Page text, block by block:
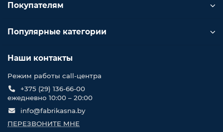
Покупателям
Популярные категории
Наши контакты
Режим работы call-центра
+375 (29) 136-66-00
ежедневно 10:00 – 20:00
info@fabrikasna.by
ПЕРЕЗВОНИТЕ МНЕ